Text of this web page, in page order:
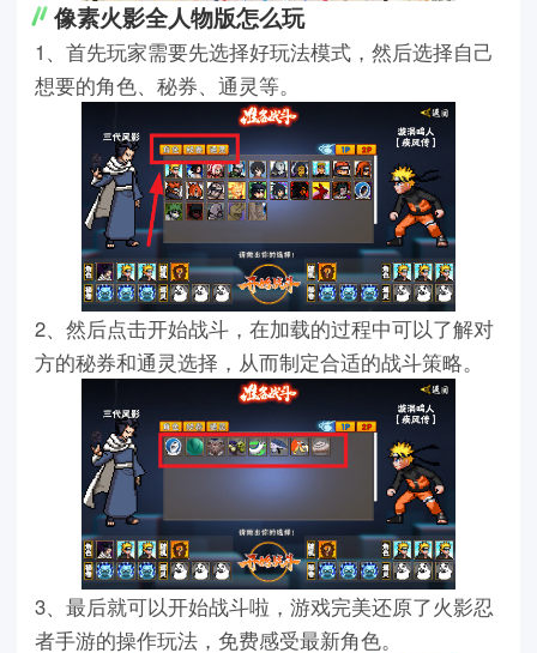
像素火影全人物版怎么玩
1、首先玩家需要先选择好玩法模式，然后选择自己
想要的角色、秘券、通灵等。
2、然后点击开始战斗，在加载的过程中可以了解对
方的秘券和通灵选择，从而制定合适的战斗策略。
3、最后就可以开始战斗啦，游戏完美还原了火影忍
者手游的操作玩法，免费感受最新角色。